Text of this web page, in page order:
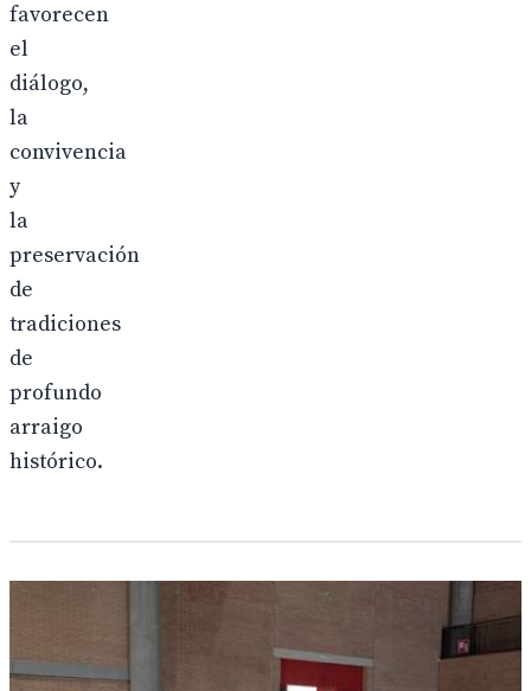
favorecen
el
diálogo,
la
convivencia
y
la
preservación
de
tradiciones
de
profundo
arraigo
histórico.